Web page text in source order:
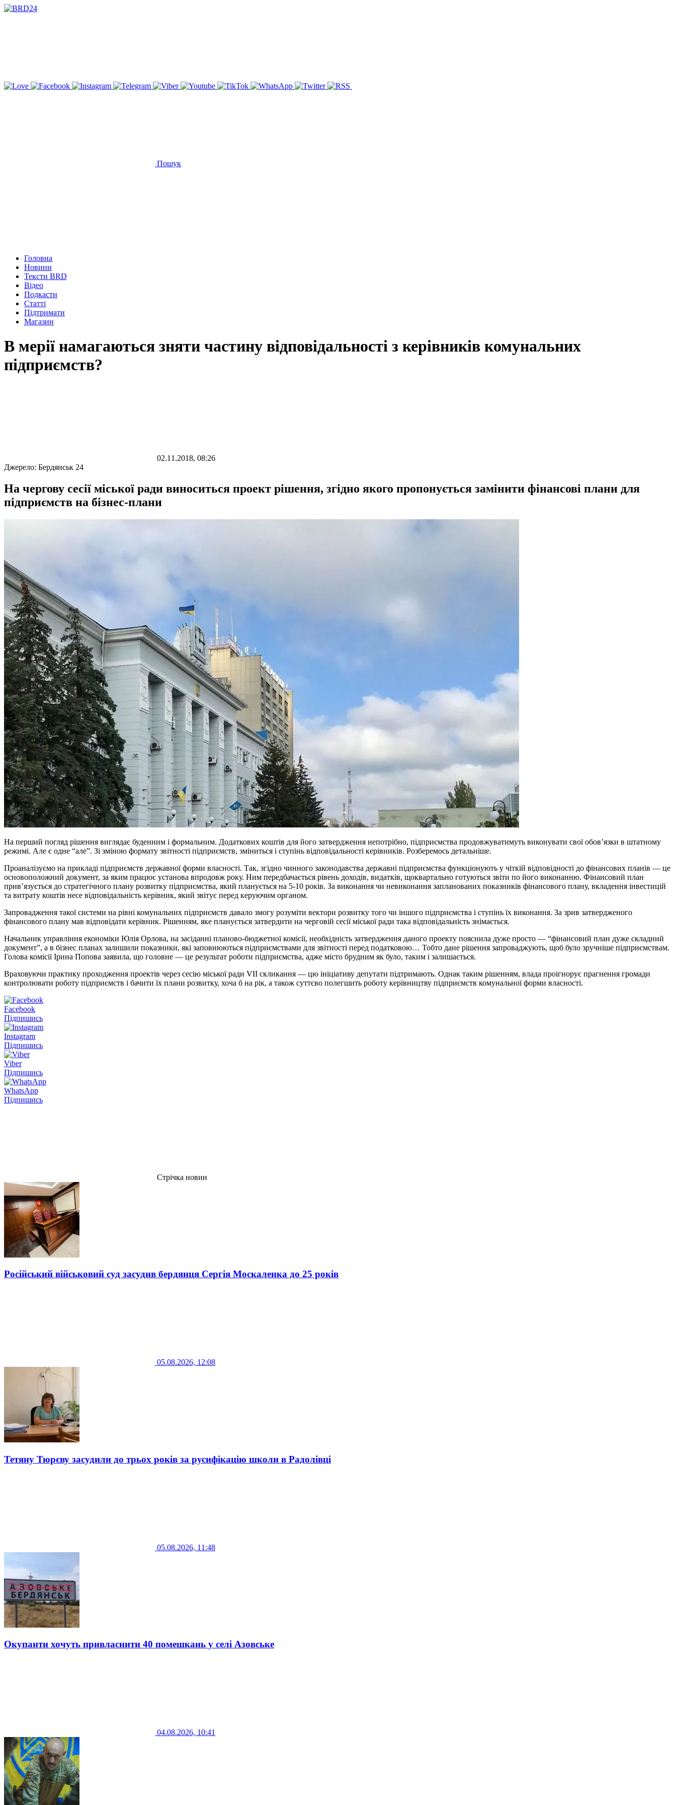
Пошук
Головна
Новини
Тексти BRD
Відео
Подкасти
Статті
Підтримати
Магазин
В мерії намагаються зняти частину відповідальності з керівників комунальних
підприємств?
02.11.2018, 08:26
Джерело: Бердянськ 24
На чергову сесії міської ради виноситься проект рішення, згідно якого пропонується замінити фінансові плани для
підприємств на бізнес-плани
На перший погляд рішення виглядає буденним і формальним. Додаткових коштів для його затвердження непотрібно, підприємства продовжуватимуть виконувати свої обов’язки в штатному
режимі. Але є одне “але”. Зі зміною формату звітності підприємств, зміниться і ступінь відповідальності керівників. Розберемось детальніше.
Проаналізуємо на прикладі підприємств державної форми власності. Так, згідно чинного законодавства державні підприємства функціонують у чіткій відповідності до фінансових планів — це
основоположний документ, за яким працює установа впродовж року. Ним передбачається рівень доходів, видатків, щоквартально готуються звіти по його виконанню. Фінансовий план
прив’язується до стратегічного плану розвитку підприємства, який планується на 5-10 років. За виконання чи невиконання запланованих показників фінансового плану, вкладення інвестицій
та витрату коштів несе відповідальність керівник, який звітує перед керуючим органом.
Запровадження такої системи на рівні комунальних підприємств давало змогу розуміти вектори розвитку того чи іншого підприємства і ступінь їх виконання. За зрив затвердженого
фінансового плану мав відповідати керівник. Рішенням, яке планується затвердити на черговій сесії міської ради така відповідальність знімається.
Начальник управління економіки Юлія Орлова, на засіданні планово-бюджетної комісії, необхідність затвердження даного проекту пояснила дуже просто — “фінансовий план дуже складний
документ”, а в бізнес планах залишили показники, які заповнюються підприємствами для звітності перед податковою… Тобто дане рішення запроваджують, щоб було зручніше підприємствам.
Голова комісії Ірина Попова заявила, що головне — це результат роботи підприємства, адже місто брудним як було, таким і залишається.
Враховуючи практику проходження проектів через сесію міської ради VII скликання — цю ініціативу депутати підтримають. Однак таким рішенням, влада проігнорує прагнення громади
контролювати роботу підприємств і бачити їх плани розвитку, хоча б на рік, а також суттєво полегшить роботу керівництву підприємств комунальної форми власності.
Facebook
Підпишись
Instagram
Підпишись
Viber
Підпишись
WhatsApp
Підпишись
Стрічка новин
Російський військовий суд засудив бердянця Сергія Москаленка до 25 років
05.08.2026, 12:08
Тетяну Тюрєву засудили до трьох років за русифікацію школи в Радолівці
05.08.2026, 11:48
Окупанти хочуть привласнити 40 помешкань у селі Азовське
04.08.2026, 10:41